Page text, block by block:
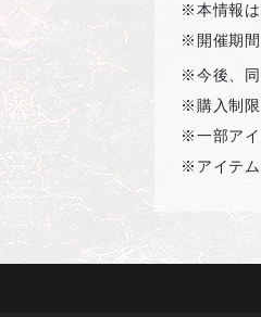
※本情報は
※開催期間
※今後、
※購入制限
※一部アイ
※アイテ